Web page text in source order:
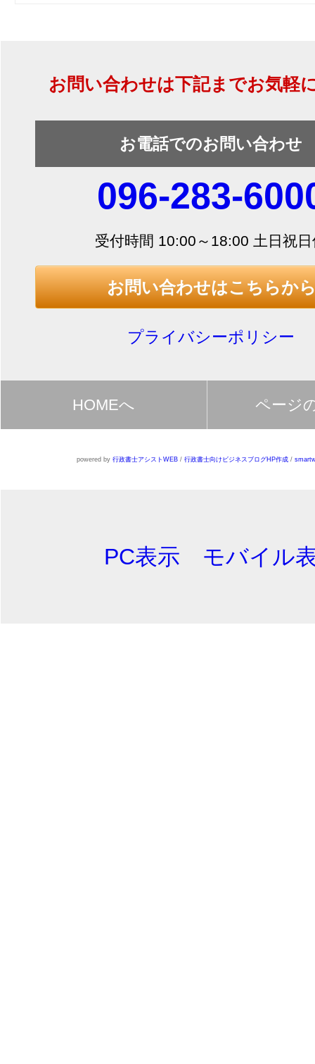
お問い合わせは下記までお気軽
お電話でのお問い合わせ
096-283-
受付時間 10:00～18:00 土日祝日
お問い合わせはこちらか
プライバシーポリシー
HOMEへ ページ
powered by 行政書士アシストWEB/ 行政書士向けビジネスブログHP作成/
PC表示 モバイル